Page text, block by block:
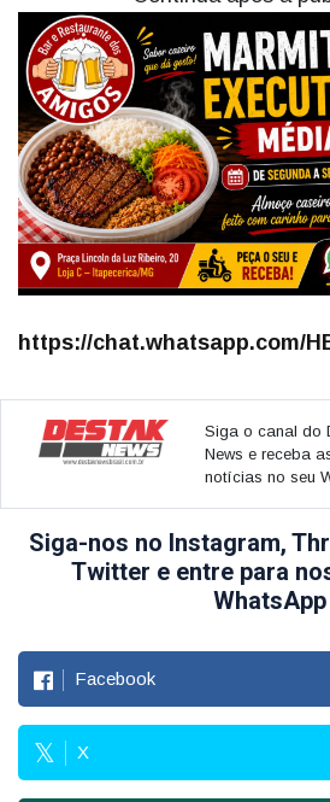
https://chat.whatsapp.com/
Siga o canal do
News e receba
notícias no seu
Siga-nos no Instagram,
Twitter e entre para
WhatsApp
Facebook
X